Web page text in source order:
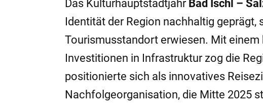
Das Kulturhauptstadtjahr Bad Ischl –
Identität der Region nachhaltig
Tourismusstandort erwiesen. Mit
Investitionen in Infrastruktur zog die
positionierte sich als innovatives
Nachfolgeorganisation, die Mitte 2025